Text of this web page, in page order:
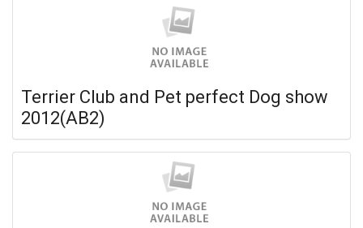
Terrier Club and Pet perfect Dog show
2012(AB2)